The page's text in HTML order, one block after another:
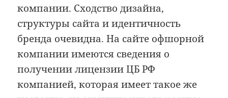
компании. Сходство дизайна,
структуры сайта и идентичность
бренда очевидна. На сайте офшорной
компании имеются сведения о
получении лицензии ЦБ РФ
компанией, которая имеет такое же